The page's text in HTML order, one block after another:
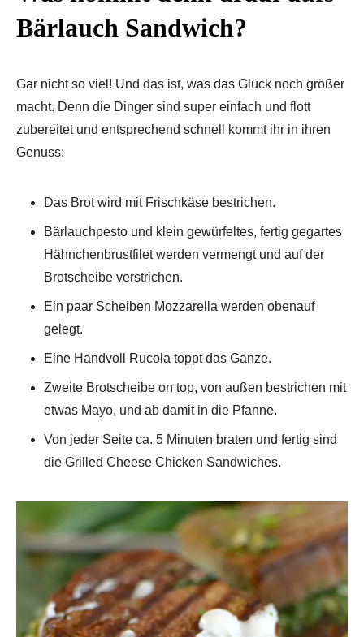
Bärlauch Sandwich?
Gar nicht so viel! Und das ist, was das Glück noch größer
macht. Denn die Dinger sind super einfach und flott
zubereitet und entsprechend schnell kommt ihr in ihren
Genuss:
Das Brot wird mit Frischkäse bestrichen.
Bärlauchpesto und klein gewürfeltes, fertig gegartes
Hähnchenbrustfilet werden vermengt und auf der
Brotscheibe verstrichen.
Ein paar Scheiben Mozzarella werden obenauf
gelegt.
Eine Handvoll Rucola toppt das Ganze.
Zweite Brotscheibe on top, von außen bestrichen mit
etwas Mayo, und ab damit in die Pfanne.
Von jeder Seite ca. 5 Minuten braten und fertig sind
die Grilled Cheese Chicken Sandwiches.